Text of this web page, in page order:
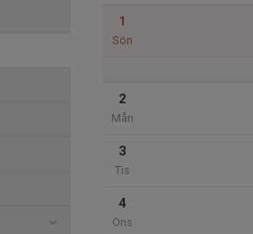
1
Sön
2
Mån
3
Tis
4
Ons